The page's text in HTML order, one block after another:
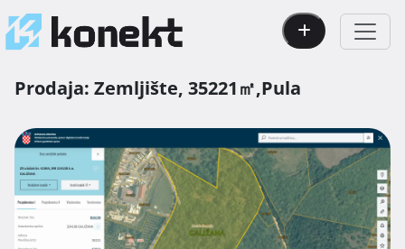
Prodaja: Zemljište, 35221㎡,Pula